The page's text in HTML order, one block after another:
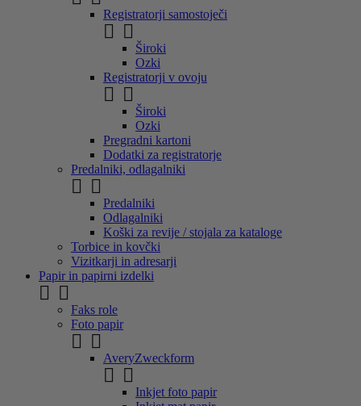
Registratorji samostoječi
 
Široki
Ozki
Registratorji v ovoju
 
Široki
Ozki
Pregradni kartoni
Dodatki za registratorje
Predalniki, odlagalniki
 
Predalniki
Odlagalniki
Koški za revije / stojala za kataloge
Torbice in kovčki
Vizitkarji in adresarji
Papir in papirni izdelki
 
Faks role
Foto papir
 
AveryZweckform
 
Inkjet foto papir